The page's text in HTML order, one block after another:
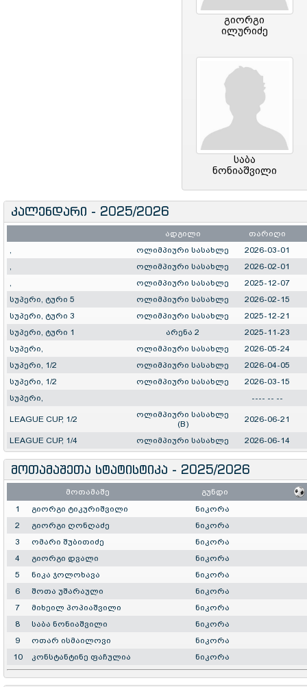
გიორგი
ილურიძე
საბა
ნონიაშვილი
კალენდარი - 2025/2026
ადგილი
თარიღი
ოლიმპიური სასახლე
2026-03-01
ოლიმპიური სასახლე
2026-02-01
ოლიმპიური სასახლე
2025-12-07
სუპერი, ტური 5
ოლიმპიური სასახლე
2026-02-15
სუპერი, ტური 3
ოლიმპიური სასახლე
2025-12-21
სუპერი, ტური 1
არენა 2
2025-11-23
სუპერი,
ოლიმპიური სასახლე
2026-05-24
სუპერი, 1/2
ოლიმპიური სასახლე
2026-04-05
სუპერი, 1/2
ოლიმპიური სასახლე
2026-03-15
სუპერი,
---- -- --
LEAGUE CUP, 1/2
ოლიმპიური სასახლე
(B)
2026-06-21
LEAGUE CUP, 1/4 ოლიმპიური სასახლე 2026-06-14
მოთამაშეთა სტატისტიკა - 2025/2026
მოთამაშე გუნდი
1
გიორგი ტიკურიშვილი
ნიკორა
2
გიორგი ღონღაძე
ნიკორა
3
ომარი შუბითიძე
ნიკორა
4
გიორგი დვალი
ნიკორა
5
ნიკა ჯოლოხავა
ნიკორა
6
შოთა უშარაული
ნიკორა
7
მიხეილ პოპიაშვილი
ნიკორა
8
საბა ნონიაშვილი
ნიკორა
9
ოთარ ისმაილოვი
ნიკორა
10
კონსტანტინე ფაჩულია ნიკორა